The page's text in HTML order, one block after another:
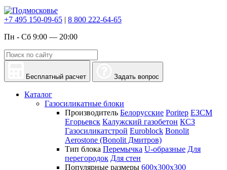
+7 495 150-09-65 | 8 800 222-64-65
Пн - Сб 9:00 — 20:00
Бесплатный расчет Задать вопрос
Каталог
Газосиликатные блоки
Производитель Белорусские Poritep ЕЗСМ
Егорьевск Калужский газобетон КСЗ
Газосиликатстрой Euroblock Bonolit
Aerostone (Bonolit Дмитров)
Тип блока Перемычка U-образные Для
перегородок Для стен
Популярные размеры 600х300х300